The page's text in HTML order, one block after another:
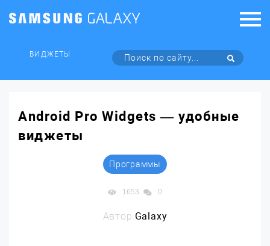
ВИДЖЕТЫ
Android Pro Widgets — удобные
виджеты
Программы
1653 0
Автор:Galaxy